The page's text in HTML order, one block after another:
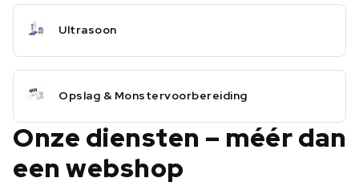
Ultrasoon
Opslag & Monstervoorbereiding
Onze diensten – méér dan
een webshop